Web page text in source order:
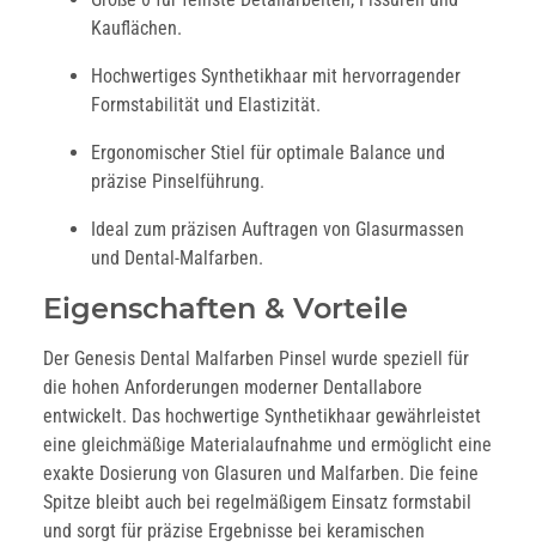
Kauflächen.
Hochwertiges Synthetikhaar mit hervorragender
Formstabilität und Elastizität.
Ergonomischer Stiel für optimale Balance und
präzise Pinselführung.
Ideal zum präzisen Auftragen von Glasurmassen
und Dental-Malfarben.
Eigenschaften & Vorteile
Der Genesis Dental Malfarben Pinsel wurde speziell für
die hohen Anforderungen moderner Dentallabore
entwickelt. Das hochwertige Synthetikhaar gewährleistet
eine gleichmäßige Materialaufnahme und ermöglicht eine
exakte Dosierung von Glasuren und Malfarben. Die feine
Spitze bleibt auch bei regelmäßigem Einsatz formstabil
und sorgt für präzise Ergebnisse bei keramischen